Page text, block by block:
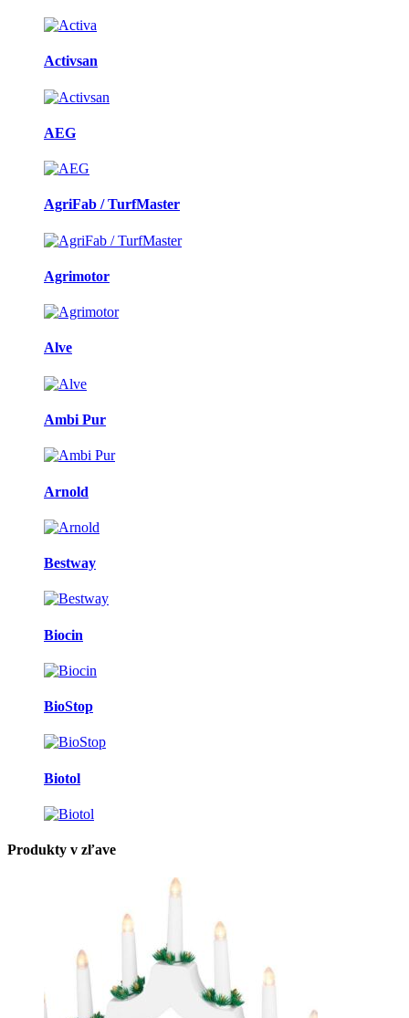
Activsan
AEG
AgriFab / TurfMaster
Agrimotor
Alve
Ambi Pur
Arnold
Bestway
Biocin
BioStop
Biotol
Produkty v zľave